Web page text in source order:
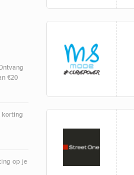
€20
korting
op je